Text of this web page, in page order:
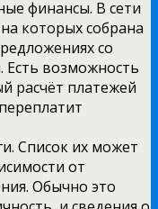
финансы. В сети
которых собрана
со
Есть возможность
расчёт платежей
Список их может
от
Обычно это